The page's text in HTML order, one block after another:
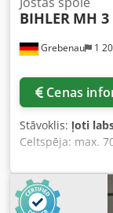
Grebenau 1
BIHLER MH 3
Cenas
Stāvoklis: ļoti
Celtspēja: max.
Swepfx Algekr
Rullīša iekšējais
max. 120 mm